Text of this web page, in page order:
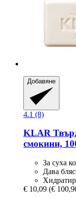
Добавяне
4.1 (8)
KLAR
смокини,
За суха
Дава
€ 10,09 (€